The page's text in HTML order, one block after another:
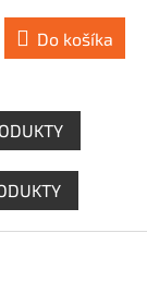
Do košíka